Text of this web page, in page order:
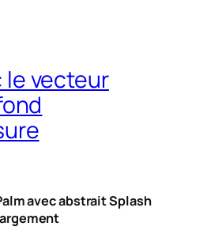
le vecteur
avec abstrait Splash